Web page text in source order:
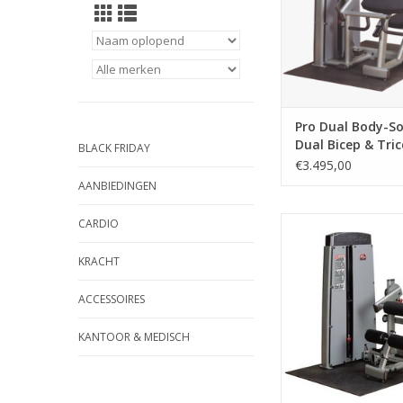
BLACK FRIDAY
AANBIEDINGEN
CARDIO
KRACHT
ACCESSOIRES
KANTOOR & MEDISCH
Pro Dual Body-
Dual Bicep &
Machine DBTC-SF
€3.495,00
DABB-SF is
buik- en rugspieren te
Deze spieren zijn
een correcte
bij het
verschillende
is eenvoudig te
posities)
TOEVOEGEN AAN